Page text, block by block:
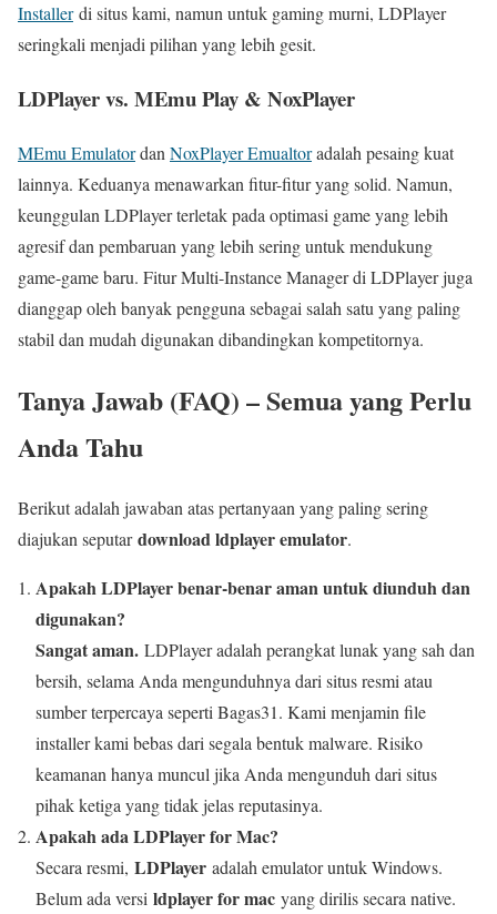
Installerdi situs kami, namun untuk gaming murni, LDPlayer
seringkali menjadi pilihan yang lebih gesit.
LDPlayer vs. MEmu Play & NoxPlayer
MEmu Emulatordan NoxPlayer Emualtoradalah pesaing kuat
lainnya. Keduanya menawarkan fitur-fitur yang solid. Namun,
keunggulan LDPlayer terletak pada optimasi game yang lebih
agresif dan pembaruan yang lebih sering untuk mendukung
game-game baru. Fitur Multi-Instance Manager di LDPlayer juga
dianggap oleh banyak pengguna sebagai salah satu yang paling
stabil dan mudah digunakan dibandingkan kompetitornya.
Tanya Jawab (FAQ) – Semua yang Perlu
Anda Tahu
Berikut adalah jawaban atas pertanyaan yang paling sering
diajukan seputardownload ldplayer emulator.
Apakah LDPlayer benar-benar aman untuk diunduh dan
digunakan?
Sangat aman. LDPlayer adalah perangkat lunak yang sah dan
bersih, selama Anda mengunduhnya dari situs resmi atau
sumber terpercaya seperti Bagas31. Kami menjamin file
installer kami bebas dari segala bentuk malware. Risiko
keamanan hanya muncul jika Anda mengunduh dari situs
pihak ketiga yang tidak jelas reputasinya.
Apakah ada LDPlayer for Mac?
Secara resmi, LDPlayer adalah emulator untuk Windows.
Belum ada versi ldplayer for mac yang dirilis secara native.